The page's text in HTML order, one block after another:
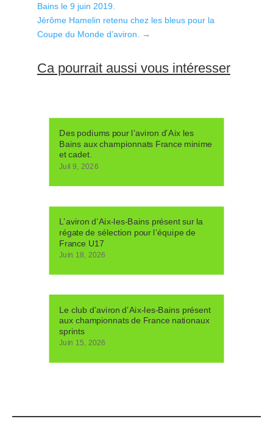
Bains le 9 juin 2019.
Jérôme Hamelin retenu chez les bleus pour la
Coupe du Monde d’aviron.
→
Ca pourrait aussi vous intéresser
Des podiums pour l’aviron d’Aix les
Bains aux championnats France minime
et cadet.
Juil 9, 2026
L’aviron d’Aix-les-Bains présent sur la
régate de sélection pour l’équipe de
France U17
Juin 18, 2026
Le club d’aviron d’Aix-les-Bains présent
aux championnats de France nationaux
sprints
Juin 15, 2026